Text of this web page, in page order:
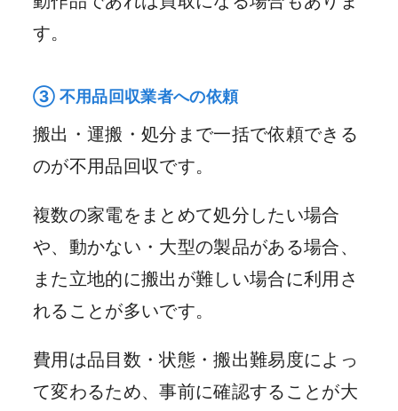
す。
③ 不用品回収業者への依頼
搬出・運搬・処分まで一括で依頼できる
のが不用品回収です。
複数の家電をまとめて処分したい場合
や、動かない・大型の製品がある場合、
また立地的に搬出が難しい場合に利用さ
れることが多いです。
費用は品目数・状態・搬出難易度によっ
て変わるため、事前に確認することが大